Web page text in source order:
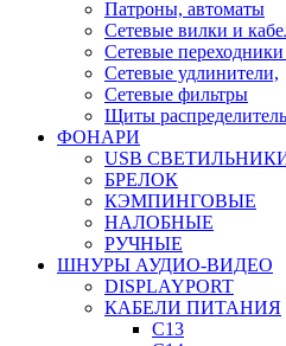
Патроны, автоматы
Сетевые вилки и
Сетевые
Сетевые удлинители,
Сетевые фильтры
Щиты
ФОНАРИ
USB
БРЕЛОК
КЭМПИНГОВЫЕ
НАЛОБНЫЕ
РУЧНЫЕ
ШНУРЫ АУДИО-ВИДЕО
DISPLAYPORT
КАБЕЛИ ПИТАНИЯ
C13